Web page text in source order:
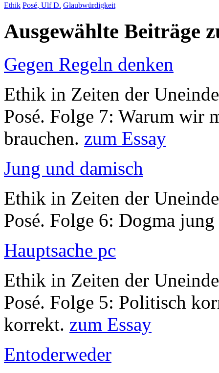
Ethik Posé, Ulf D. Glaubwürdigkeit
Ausgewählte Beiträge
Gegen Regeln denken
Ethik in Zeiten der
Posé. Folge 7: Warum wir
brauchen. zum Essay
Jung und damisch
Ethik in Zeiten der
Posé. Folge 6: Dogma
Hauptsache pc
Ethik in Zeiten der
Posé. Folge 5: Politisch
korrekt. zum Essay
Entoderweder